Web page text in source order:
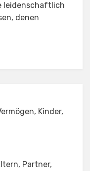
leidenschaftlich
denen
Kinder,
Partner,